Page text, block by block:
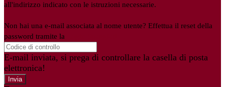
all'indirizzo indicato con le istruzioni necessarie.
Non hai una e-mail associata al nome utente? Effettua il reset della
password tramite la
E-mail inviata, si prega di controllare la casella di posta
elettronica!